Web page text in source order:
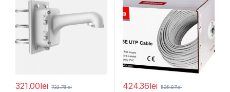
321.00lei 732.76lei 424.36lei 505.87lei